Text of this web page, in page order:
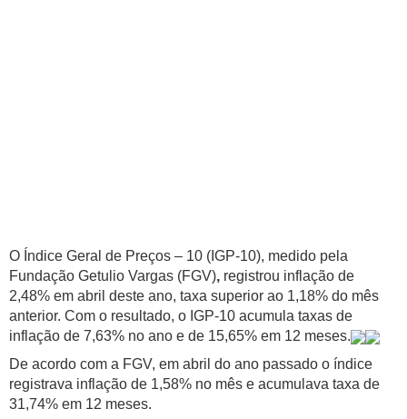
O Índice Geral de Preços – 10 (IGP-10), medido pela
Fundação Getulio Vargas (FGV), registrou inflação de
2,48% em abril deste ano, taxa superior ao 1,18% do mês
anterior. Com o resultado, o IGP-10 acumula taxas de
inflação de 7,63% no ano e de 15,65% em 12 meses.
De acordo com a FGV, em abril do ano passado o índice
registrava inflação de 1,58% no mês e acumulava taxa de
31,74% em 12 meses.